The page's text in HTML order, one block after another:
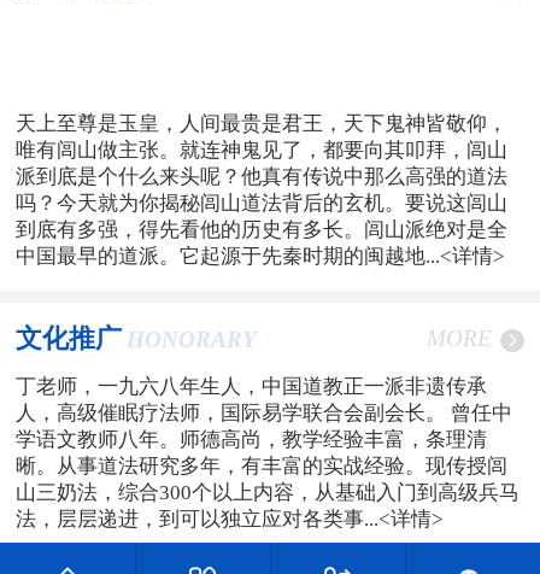
天上至尊是玉皇，人间最贵是君王，天下鬼神皆敬仰，
唯有闾山做主张。就连神鬼见了，都要向其叩拜，闾山
派到底是个什么来头呢？他真有传说中那么高强的道法
吗？今天就为你揭秘闾山道法背后的玄机。要说这闾山
到底有多强，得先看他的历史有多长。闾山派绝对是全
中国最早的道派。它起源于先秦时期的闽越地...<详情>
文化推广 HONORARY MORE
丁老师，一九六八年生人，中国道教正一派非遗传承
人，高级催眠疗法师，国际易学联合会副会长。 曾任中
学语文教师八年。师德高尚，教学经验丰富，条理清
晰。从事道法研究多年，有丰富的实战经验。现传授闾
山三奶法，综合300个以上内容，从基础入门到高级兵马
法，层层递进，到可以独立应对各类事...<详情>